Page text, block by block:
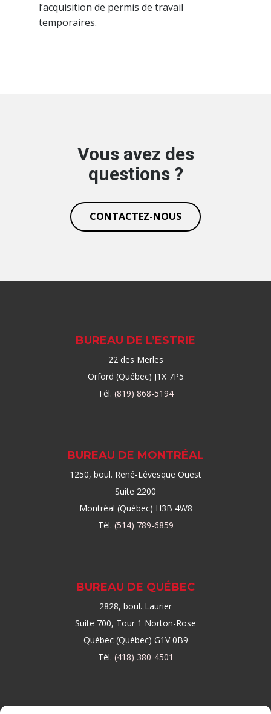
l’acquisition de permis de travail
temporaires.
Vous avez des
questions ?
CONTACTEZ-NOUS
BUREAU DE L’ESTRIE
22 des Merles
Orford (Québec) J1X 7P5
Tél. (819) 868-5194
BUREAU DE MONTRÉAL
1250, boul. René-Lévesque Ouest
Suite 2200
Montréal (Québec) H3B 4W8
Tél. (514) 789-6859
BUREAU DE QUÉBEC
2828, boul. Laurier
Suite 700, Tour 1 Norton-Rose
Québec (Québec) G1V 0B9
Tél. (418) 380-4501